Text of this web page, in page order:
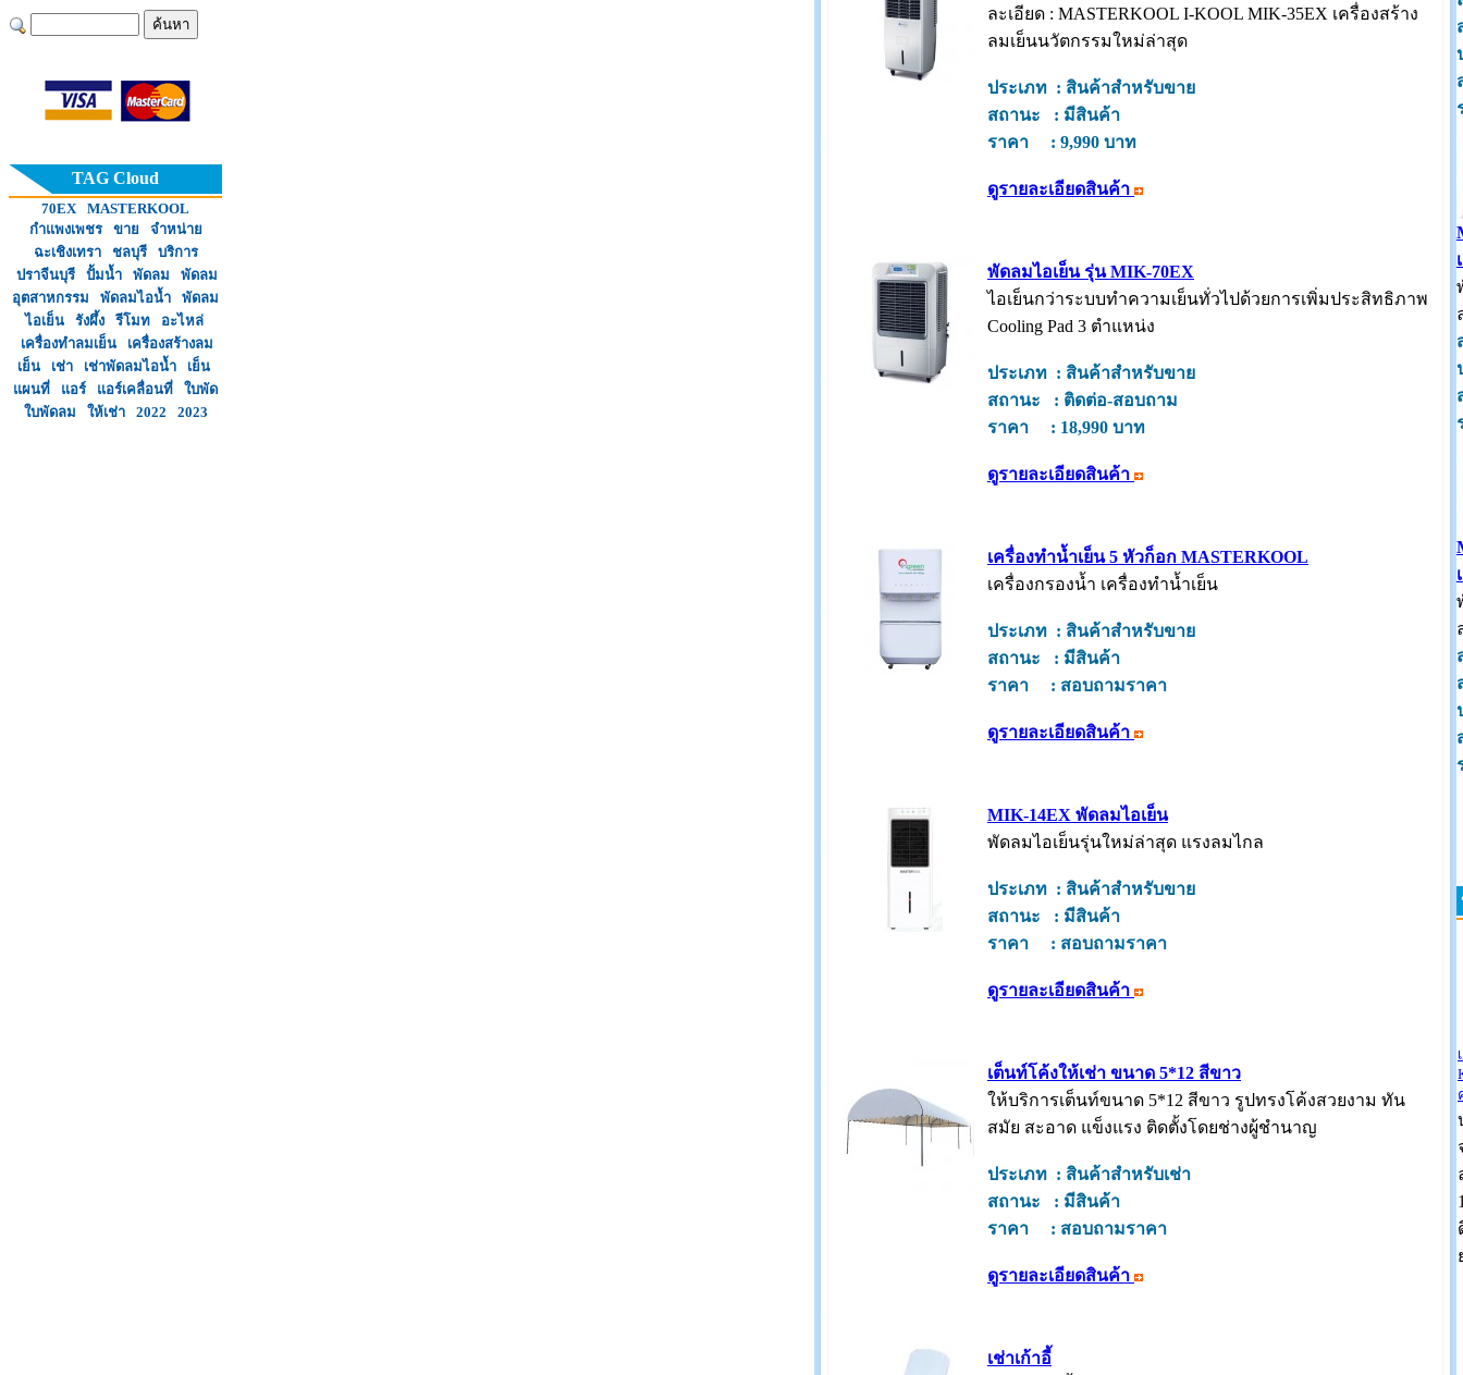
TAG Cloud
70EX
MASTERKOOL
กำแพงเพชร
ขาย
จำหน่าย
ฉะเชิงเทรา
ชลบุรี
บริการ
ปราจีนบุรี
ปั้มน้ำ พัดลม
พัดลม
อุตสาหกรรม
พัดลมไอน้ำ
พัดลม
ไอเย็น
รังผึ้ง รีโมท
อะไหล่
เครื่องทำลมเย็น
เครื่องสร้างลม
เย็น
เช่า เช่าพัดลมไอน้ำ
เย็น
แผนที่
แอร์ แอร์เคลื่อนที่
ใบพัด
ใบพัดลม
ให้เช่า 2022 2023
ละเอียด : MASTERKOOL I-KOOL MIK-35EX เครื่องสร้าง
ลมเย็นนวัตกรรมใหม่ล่าสุด
ประเภท : สินค้าสำหรับขาย
สถานะ : มีสินค้า
ราคา : 9,990 บาท
ดูรายละเอียดสินค้า
พัดลมไอเย็น รุ่น MIK-70EX
ไอเย็นกว่าระบบทำความเย็นทั่วไปด้วยการเพิ่มประสิทธิภาพ
Cooling Pad 3 ตำแหน่ง
ประเภท : สินค้าสำหรับขาย
สถานะ : ติดต่อ-สอบถาม
ราคา : 18,990 บาท
ดูรายละเอียดสินค้า
เครื่องทำน้ำเย็น 5 หัวก็อก MASTERKOOL
เครื่องกรองน้ำ เครื่องทำน้ำเย็น
ประเภท : สินค้าสำหรับขาย
สถานะ : มีสินค้า
ราคา : สอบถามราคา
ดูรายละเอียดสินค้า
MIK-14EX พัดลมไอเย็น
พัดลมไอเย็นรุ่นใหม่ล่าสุด แรงลมไกล
ประเภท : สินค้าสำหรับขาย
สถานะ : มีสินค้า
ราคา : สอบถามราคา
ดูรายละเอียดสินค้า
เต็นท์โค้งให้เช่า ขนาด 5*12 สีขาว
ให้บริการเต็นท์ขนาด 5*12 สีขาว รูปทรงโค้งสวยงาม ทัน
สมัย สะอาด แข็งแรง ติดตั้งโดยช่างผู้ชำนาญ
ประเภท : สินค้าสำหรับเช่า
สถานะ : มีสินค้า
ราคา : สอบถามราคา
ดูรายละเอียดสินค้า
เช่าเก้าอี้